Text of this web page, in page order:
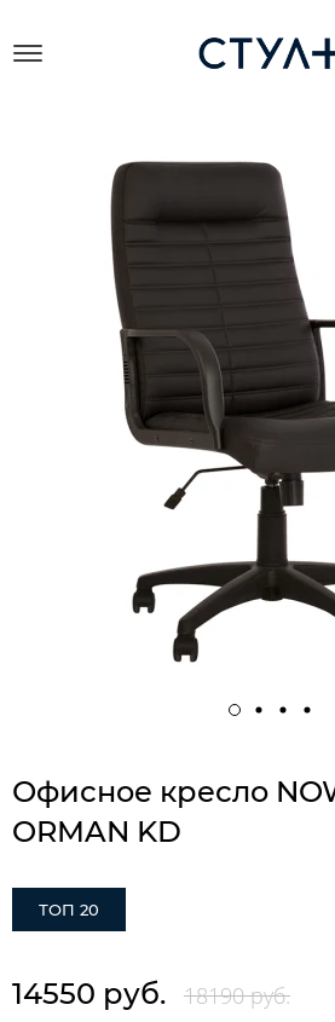
Офисное кресло
ORMAN KD
ТОП 20
14550 руб. 18190 руб.